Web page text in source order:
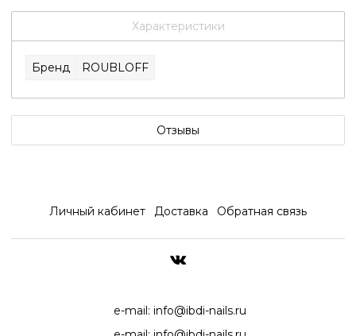
Характеристики
Бренд ROUBLOFF
Отзывы
Личный кабинет Доставка Обратная связь
e-mail: info@ibdi-nails.ru